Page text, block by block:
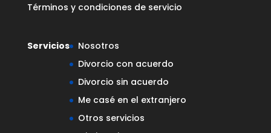
Términos y condiciones de servicio
Servicios
Nosotros
Divorcio con acuerdo
Divorcio sin acuerdo
Me casé en el extranjero
Otros servicios